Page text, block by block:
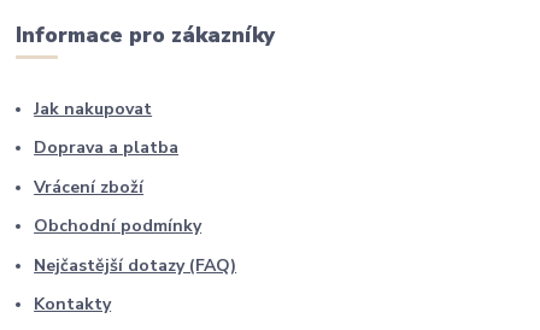
Informace pro zákazníky
Jak nakupovat
Doprava a platba
Vrácení zboží
Obchodní podmínky
Nejčastější dotazy (FAQ)
Kontakty